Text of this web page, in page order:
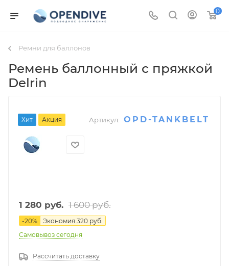
0
Ремни для баллонов
Ремень баллонный с пряжкой
Delrin
Хит Акция Артикул: OPD-TANKBELT
1 280 руб. 1 600руб.
-20% Экономия 320 руб.
Самовывоз сегодня
Рассчитать доставку